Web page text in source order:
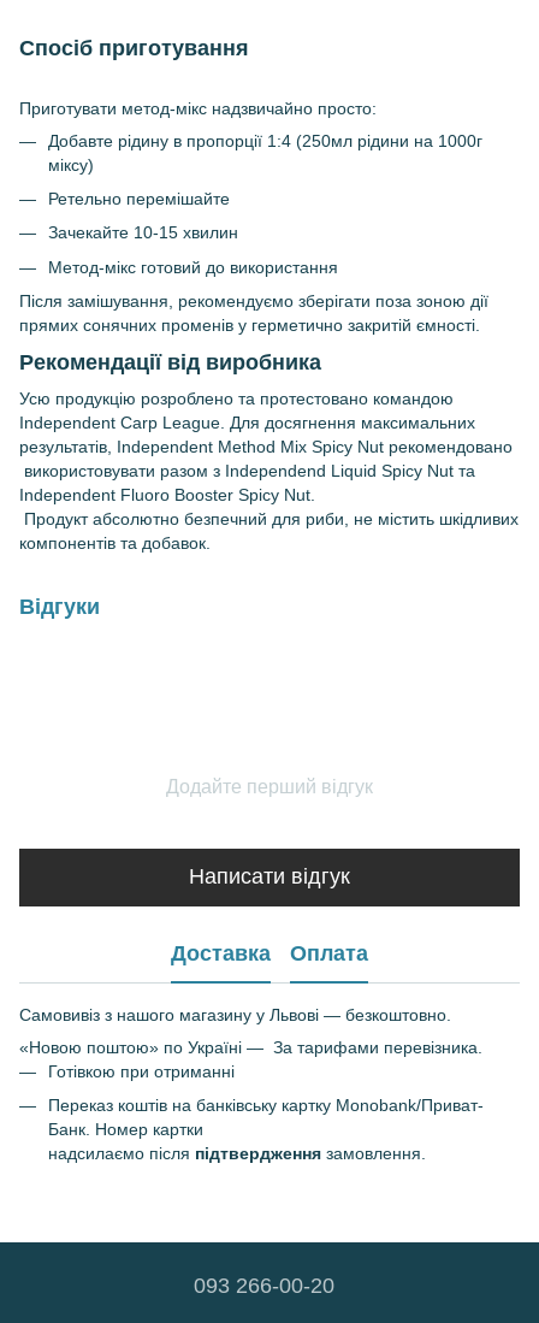
Спосіб приготування
Приготувати метод-мікс надзвичайно просто:
Добавте рідину в пропорції 1:4 (250мл рідини на 1000г
міксу)
Ретельно перемішайте
Зачекайте 10-15 хвилин
Метод-мікс готовий до використання
Після замішування, рекомендуємо зберігати поза зоною дії
прямих сонячних променів у герметично закритій ємності.
Рекомендації від виробника
Усю продукцію розроблено та протестовано командою
Independent Carp League. Для досягнення максимальних
результатів, Independent Method Mix Spicy Nut рекомендовано
використовувати разом з Independend Liquid Spicy Nut та
Independent Fluoro Booster Spicy Nut.
Продукт абсолютно безпечний для риби, не містить шкідливих
компонентів та добавок.
Відгуки
Додайте перший відгук
Написати відгук
Доставка Оплата
Самовивіз з нашого магазину у Львові — безкоштовно.
«Новою поштою» по Україні — За тарифами перевізника.
Готівкою при отриманні
Переказ коштів на банківську картку Monobank/Приват-
Банк. Номер картки
надсилаємо після підтвердження замовлення.
093 266-00-20